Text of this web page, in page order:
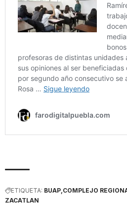
ETIQUETA: BUAP COMPLEJO
ZACATLAN